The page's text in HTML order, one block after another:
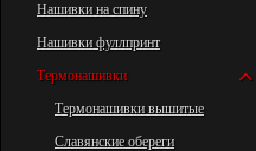
Нашивки на спину
Нашивки фуллпринт
Термонашивки
Термонашивки вышитые
Славянские обереги